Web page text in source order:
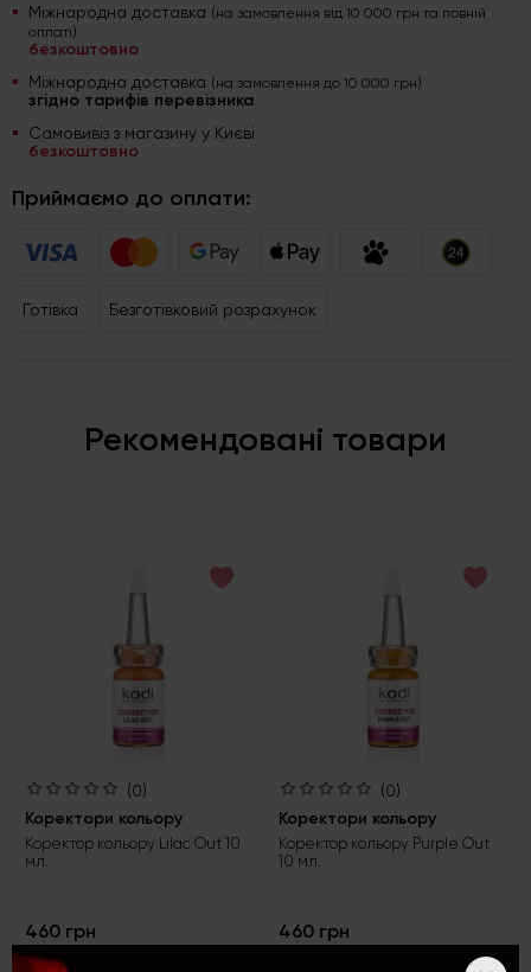
Міжнародна доставка (на замовлення від 10 000 грн та повній
оплаті)
безкоштовно
Міжнародна доставка (на замовлення до 10 000 грн)
згідно тарифів перевізника
Самовивіз з магазину у Києві
безкоштовно
Приймаємо до оплати:
Готівка Безготівковий розрахунок
Рекомендовані товари
(0)
Коректори кольору
Коректор кольору Lilac Out 10
мл.
460 грн
(0)
Коректори кольору
Коректор кольору Purple Out
10 мл.
460 грн